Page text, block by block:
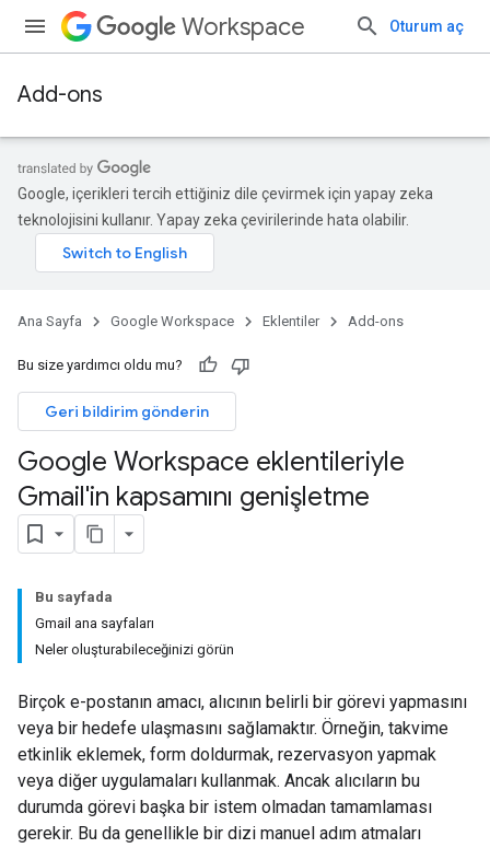
Workspace Oturum aç
Add-ons
Google, içerikleri tercih ettiğiniz dile çevirmek için yapay zeka
teknolojisini kullanır. Yapay zeka çevirilerinde hata olabilir.
Ana Sayfa Google Workspace Eklentiler Add-ons
Bu size yardımcı oldu mu?
Geri bildirim gönderin
Google Workspace eklentileriyle
Gmail'in kapsamını genişletme
Bu sayfada
Gmail ana sayfaları
Neler oluşturabileceğinizi görün
Birçok e-postanın amacı, alıcının belirli bir görevi yapmasını
veya bir hedefe ulaşmasını sağlamaktır. Örneğin, takvime
etkinlik eklemek, form doldurmak, rezervasyon yapmak
veya diğer uygulamaları kullanmak. Ancak alıcıların bu
durumda görevi başka bir istem olmadan tamamlaması
gerekir. Bu da genellikle bir dizi manuel adım atmaları